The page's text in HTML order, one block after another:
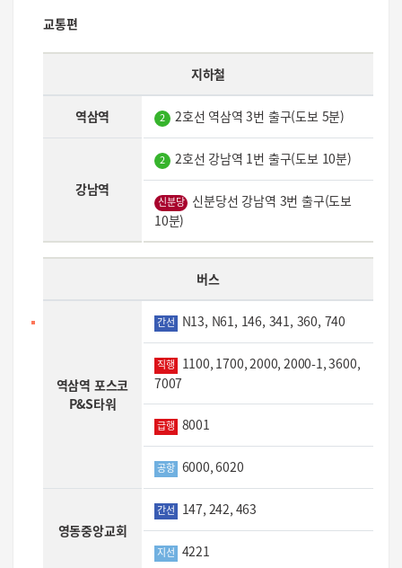
교통편
지하철
역삼역 2 2호선 역삼역 3번 출구(도보 5분)
강남역
2 2호선 강남역 1번 출구(도보 10분)
신분당 신분당선 강남역 3번 출구(도보
10분)
버스
역삼역 포스코
P&S타워
간선 N13, N61, 146, 341, 360, 740
직행 1100, 1700, 2000, 2000-1, 3600,
7007
급행 8001
공항 6000, 6020
영동중앙교회
간선 147, 242, 463
지선 4221